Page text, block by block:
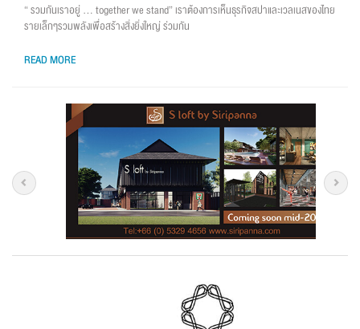
“ รวมกันเราอยู่ … together we stand” เราต้องการเห็นธุรกิจสปาและเวลเนสของไทย
รายเล็กๆรวมพลังเพื่อสร้างสิ่งยิ่งใหญ่ ร่วมกัน
READ MORE